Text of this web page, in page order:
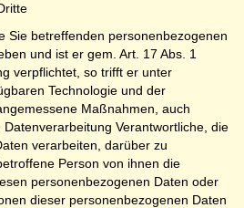
Sie betreffenden personenbezogenen
und ist er gem. Art. 17 Abs. 1
verpflichtet, so trifft er unter
Technologie und der
Maßnahmen, auch
Verantwortliche, die
verarbeiten, darüber zu
Person von ihnen die
personenbezogenen Daten oder
dieser personenbezogenen Daten